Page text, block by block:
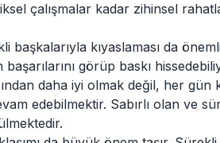
çalışmalar kadar zihinsel
başkalarıyla kıyaslaması da
görüp baskı
daha iyi olmak değil, her
edebilmektir. Sabırlı olan ve